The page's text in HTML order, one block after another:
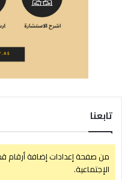
تابعنا
من صفحة إعدادات إضافة أرقام
الإجتماعية.